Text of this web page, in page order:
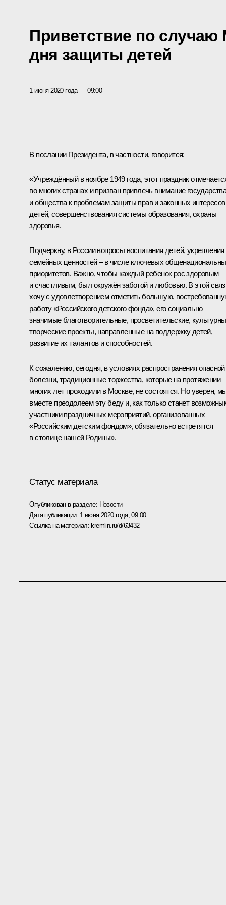
Приветствие по случаю
дня защиты детей
1 июня 2020 года 09:00
В послании Президента, в частности, говорится:
«Учреждённый в ноябре 1949 года, этот праздник
во многих странах и призван привлечь внимание
и общества к проблемам защиты прав и законных интересов
детей, совершенствования системы образования, охраны
здоровья.
Подчеркну, в России вопросы воспитания детей, укрепления
семейных ценностей – в числе ключевых
приоритетов. Важно, чтобы каждый ребенок рос здоровым
и счастливым, был окружён заботой и любовью. В этой
хочу с удовлетворением отметить большую,
работу «Российского детского фонда», его социально
значимые благотворительные, просветительские,
творческие проекты, направленные на поддержку детей,
развитие их талантов и способностей.
К сожалению, сегодня, в условиях распространения опасной
болезни, традиционные торжества, которые на протяжении
многих лет проходили в Москве, не состоятся. Но уверен,
вместе преодолеем эту беду и, как только станет
участники праздничных мероприятий, организованных
«Российским детским фондом», обязательно встретятся
в столице нашей Родины».
Статус материала
Опубликован в разделе: Новости
Дата публикации: 1 июня 2020 года, 09:00
Ссылка на материал:kremlin.ru/d/63432